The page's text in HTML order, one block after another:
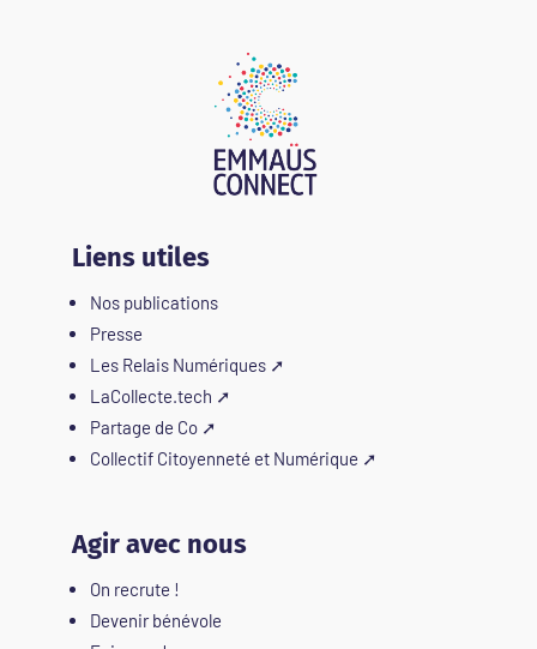
Liens utiles
Nos publications
Presse
Les Relais Numériques➚
LaCollecte.tech ➚
Partage de Co➚
Collectif Citoyenneté et Numérique ➚
Agir avec nous
On recrute !
Devenir bénévole